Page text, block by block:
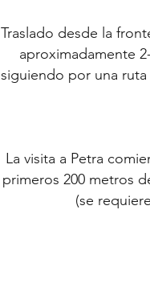
Traslado desde la
aproximadamente
siguiendo por una
La visita a Petra
primeros 200 metros
(se